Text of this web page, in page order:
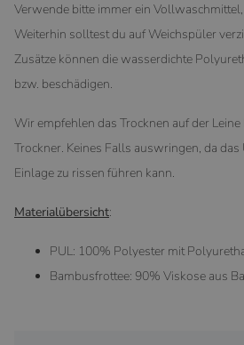
Verwende bitte immer ein
Weiterhin solltest du auf Weichspüler
Zusätze können die wasserdichte
bzw. beschädigen.
Wir empfehlen das Trocknen auf der
Trockner. Keines Falls auswringen, da
Einlage zu rissen führen kann.
Materialübersicht:
PUL: 100% Polyester mit
Bambusfrottee: 90% Viskose aus